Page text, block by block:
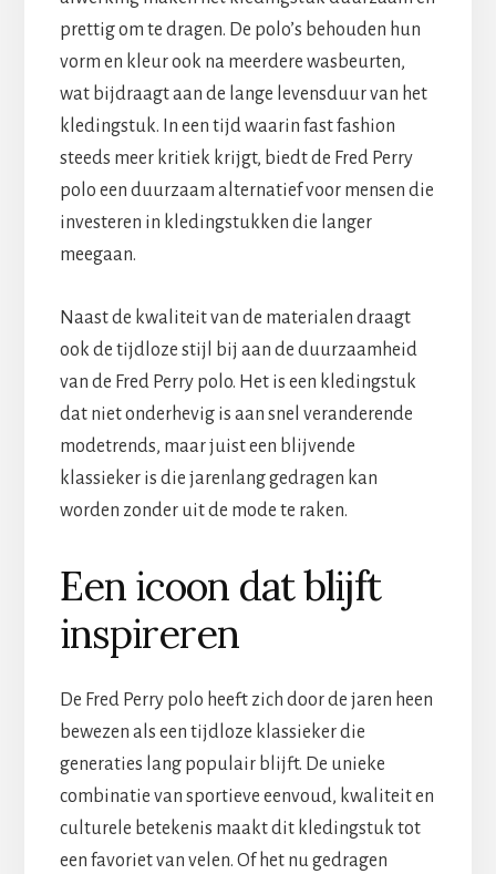
prettig om te dragen. De polo’s behouden hun
vorm en kleur ook na meerdere wasbeurten,
wat bijdraagt aan de lange levensduur van het
kledingstuk. In een tijd waarin fast fashion
steeds meer kritiek krijgt, biedt de Fred Perry
polo een duurzaam alternatief voor mensen die
investeren in kledingstukken die langer
meegaan.
Naast de kwaliteit van de materialen draagt
ook de tijdloze stijl bij aan de duurzaamheid
van de Fred Perry polo. Het is een kledingstuk
dat niet onderhevig is aan snel veranderende
modetrends, maar juist een blijvende
klassieker is die jarenlang gedragen kan
worden zonder uit de mode te raken.
Een icoon dat blijft
inspireren
De Fred Perry polo heeft zich door de jaren heen
bewezen als een tijdloze klassieker die
generaties lang populair blijft. De unieke
combinatie van sportieve eenvoud, kwaliteit en
culturele betekenis maakt dit kledingstuk tot
een favoriet van velen. Of het nu gedragen